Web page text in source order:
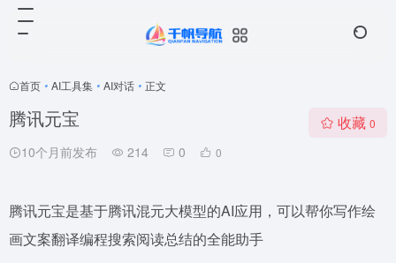
首页 • AI工具集 • AI对话 • 正文
腾讯元宝
10个月前发布 214 0 0
收藏 0
腾讯元宝是基于腾讯混元大模型的AI应用，可以帮你写作绘
画文案翻译编程搜索阅读总结的全能助手